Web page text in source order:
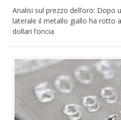
Analisi sul prezzo dell’oro: Dopo
laterale il metallo giallo ha rotto
dollari l’oncia